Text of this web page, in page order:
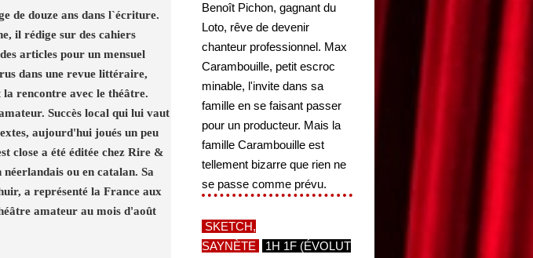
de douze ans dans l`écriture.
il rédige sur des cahiers
articles pour un mensuel
dans une revue littéraire,
la rencontre avec le théâtre.
Succès local qui lui vaut
aujourd'hui joués un peu
close a été éditée chez Rire &
ou en catalan. Sa
a représenté la France aux
amateur au mois d'août
Benoît Pichon, gagnant du
Loto, rêve de devenir
chanteur professionnel. Max
Carambouille, petit escroc
minable, l'invite dans sa
famille en se faisant passer
pour un producteur. Mais la
famille Carambouille est
tellement bizarre que rien ne
se passe comme prévu.
SKETCH,
SAYNÈTE
1H 1F (ÉVOLUT